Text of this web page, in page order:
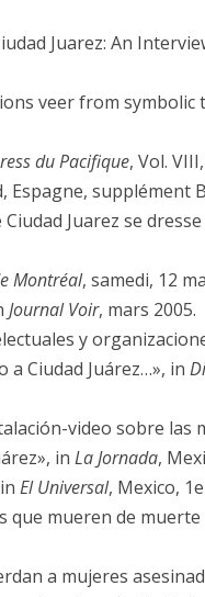
Juarez: An
veer from symbolic
du Pacifique, Vol.
Espagne, supplément
Juarez se
Montréal, samedi, 12
Journal Voir, mars 2005.
y
Ciudad Juárez…», in
video sobre las
in La Jornada,
El Universal, Mexico,
que mueren de
a mujeres